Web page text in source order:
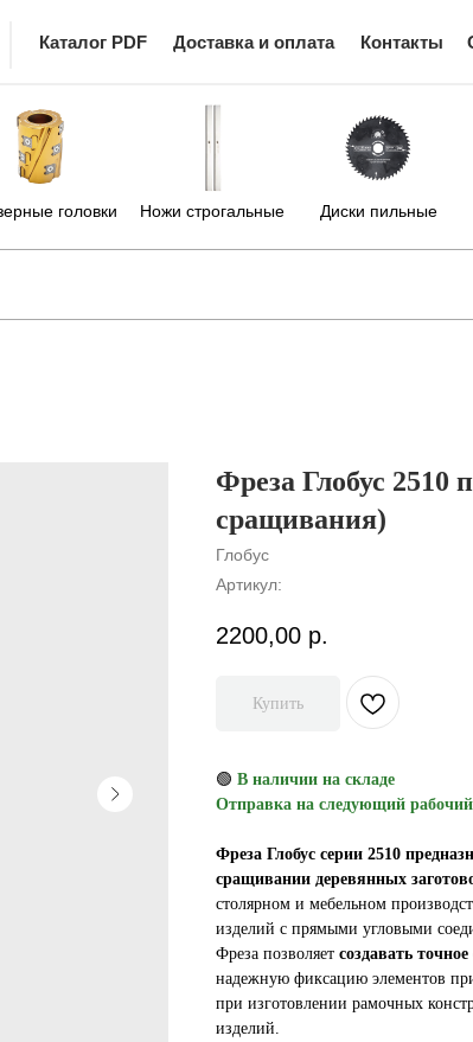
Ножи строгальные
головки Диски пильные
Каталог PDF Доставка и оплата Контакты
Фреза Глобус 2510
сращивания)
Глобус
Артикул:
2200,00 р.
Купить
🟢 В наличии на складе
Отправка на следующий рабочий
Фреза Глобус серии 2510
сращивании деревянных
столярном и мебельном
изделий с прямыми угловыми
Фреза позволяет создавать
надежную фиксацию элементов
при изготовлении рамочных
изделий.